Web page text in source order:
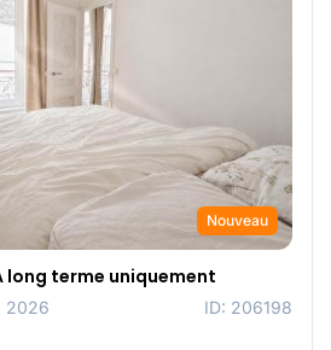
Nouveau
long terme uniquement
2026 ID: 206198